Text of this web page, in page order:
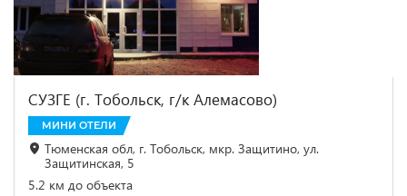
СУЗГЕ (г. Тобольск, г/к Алемасово)
МИНИ ОТЕЛИ
Тюменская обл, г. Тобольск, мкр. Защитино, ул.
Защитинская, 5
5.2 км до объекта